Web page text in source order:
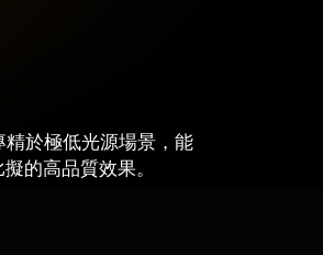
精於極低光源場景，能
的高品質效果。